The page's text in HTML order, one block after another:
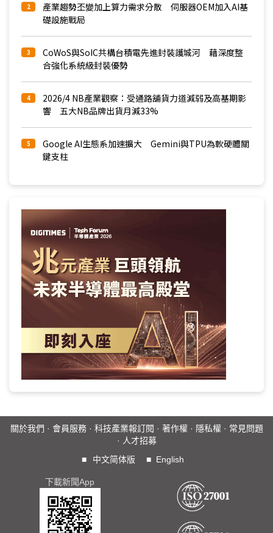
2
產業趨勢丕變加上算力需求分散 伺服器OEM加入AI基
礎設施戰局
3
CoWoS與SoIC共構台積電先進封裝護城河 藉深度整
合強化系統級封裝優勢
4
2026/4 NB產業觀察：受通路舖貨力道減弱及高基期影
響 五大NB品牌出貨月減33%
5
Google AI生態系加速擴大 Gemini與TPU為軟硬體關
鍵支柱
關於我們 · 會員服務· 科技產業報訂閱 · 著作權· 隱私權· 常見問題
· 人才招募
■
中文简体版 ■ English
下載新聞App